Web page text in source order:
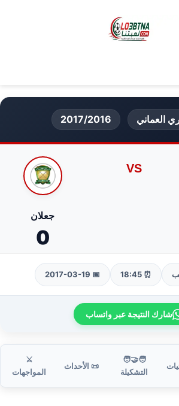
العماني 2017/2016
VS
جعلان
0
⏰ 18:45
📅 2017-03-19
شارك النتيجة عبر واتساب
🧑‍🤝‍🧑
التشكيلة
📜 الأحداث
⚔️
المواجهات